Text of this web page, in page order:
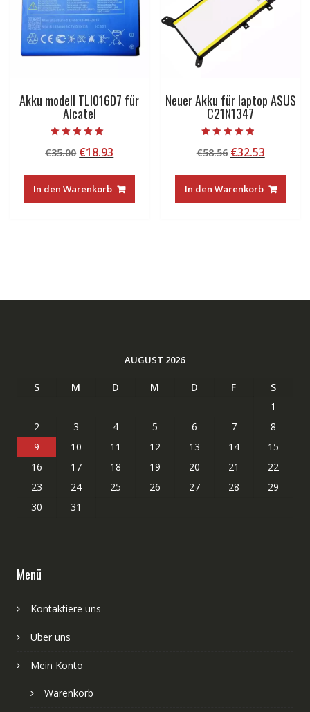
Akku modell TLI016D7 für
Alcatel
5.00
von 5
€35.00 Ursprünglicher
war:
€35.00
€18.93
ist:
€18.93.
In den Warenkorb
Neuer Akku für laptop ASUS
C21N1347
4.50
von 5
€58.56 Ursprünglicher
war:
€58.56
€32.53
ist:
€32.53.
In den Warenkorb
AUGUST 2026
S M D M D F
S
1
2
3 4 5 6 7
8
9
10 11 12 13 14
15
16
17 18 19 20 21
22
23
24 25 26 27 28
29
30
31
Menü
Kontaktiere uns
Über uns
Mein Konto
Warenkorb